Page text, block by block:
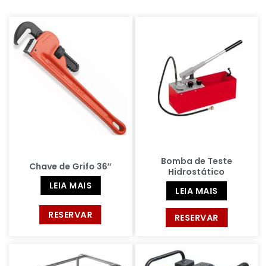
Chave de Grifo 36″
LEIA MAIS
RESERVAR
Bomba de Teste
Hidrostático
LEIA MAIS
RESERVAR